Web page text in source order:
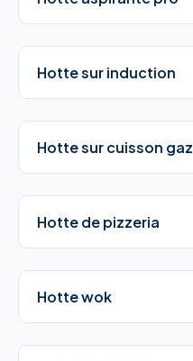
Hotte sur induction
Hotte sur cuisson gaz
Hotte de pizzeria
Hotte wok